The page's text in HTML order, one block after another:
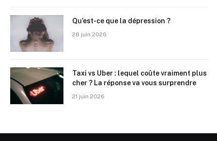
Qu’est-ce que la dépression ?
28 juin 2026
Taxi vs Uber : lequel coûte vraiment plus
cher ? La réponse va vous surprendre
21 juin 2026